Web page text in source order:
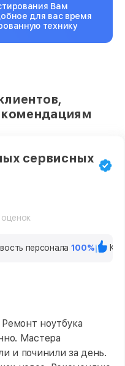
Вам
для вас время
технику
сервисных
персонала 100%
ноутбука
Мастера
и починили за день.